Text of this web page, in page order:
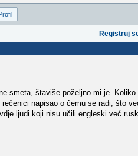
Registruj
smeta, štaviše poželjno mi je.
rečenici napisao o čemu se radi, što
ljudi koji nisu učili engleski već